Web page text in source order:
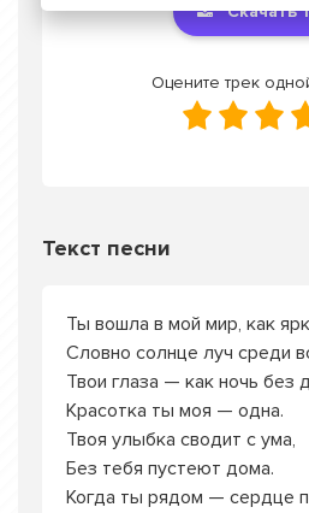
Скачать
Оцените трек
Текст песни
Ты вошла в мой мир, как
Словно солнце луч среди
Твои глаза — как ночь без
Красотка ты моя — одна.
Твоя улыбка сводит с ума,
Без тебя пустеют дома.
Когда ты рядом — сердце